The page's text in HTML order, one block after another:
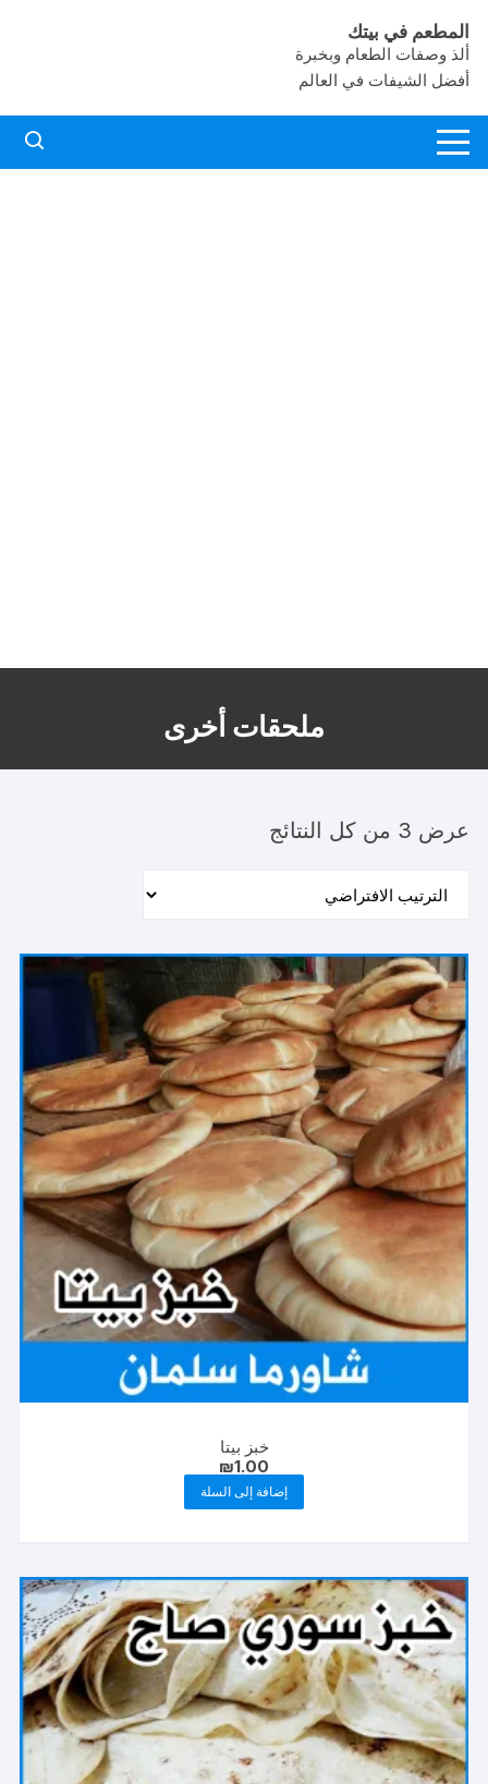
إلى
المحتوى
المطعم في بيتك
ألذ وصفات الطعام وبخبرة
أفضل الشيفات في العالم
ملحقات أخرى
عرض ⁦3⁩ من كل النتائج
خبز بيتا
₪1.00
إضافة إلى السلة